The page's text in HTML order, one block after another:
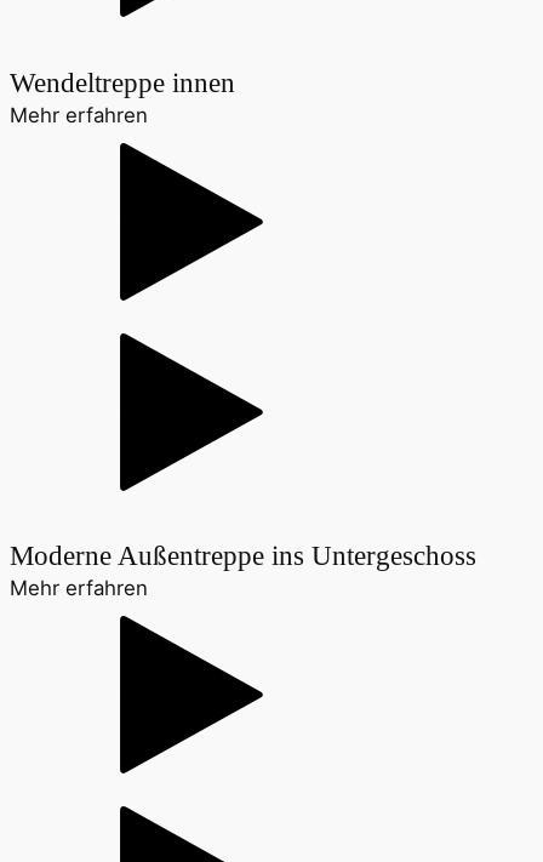
Wendeltreppe innen
Mehr erfahren
Moderne Außentreppe ins Untergeschoss
Mehr erfahren